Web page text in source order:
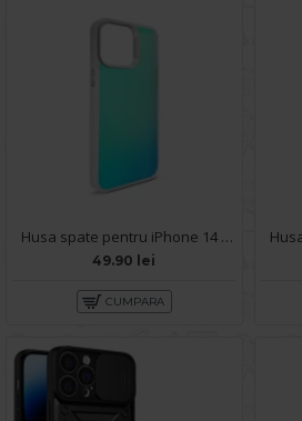
Husa spate pentru iPhone 14 Pro Max - IGLOO Case Multicolor
49.90 lei
CUMPARA